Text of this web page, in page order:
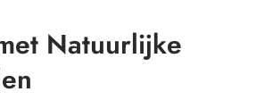
Natuurlijke